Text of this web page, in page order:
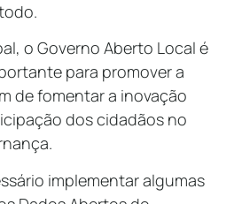
o Governo Aberto Local é
para promover a
de fomentar a inovação
dos cidadãos no
implementar algumas